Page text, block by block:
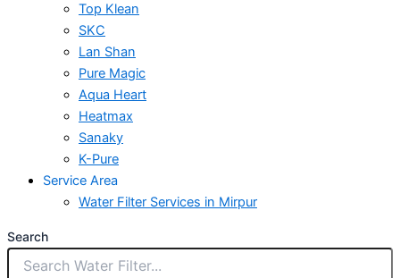
Top Klean
SKC
Lan Shan
Pure Magic
Aqua Heart
Heatmax
Sanaky
K-Pure
Service Area
Water Filter Services in Mirpur
Search